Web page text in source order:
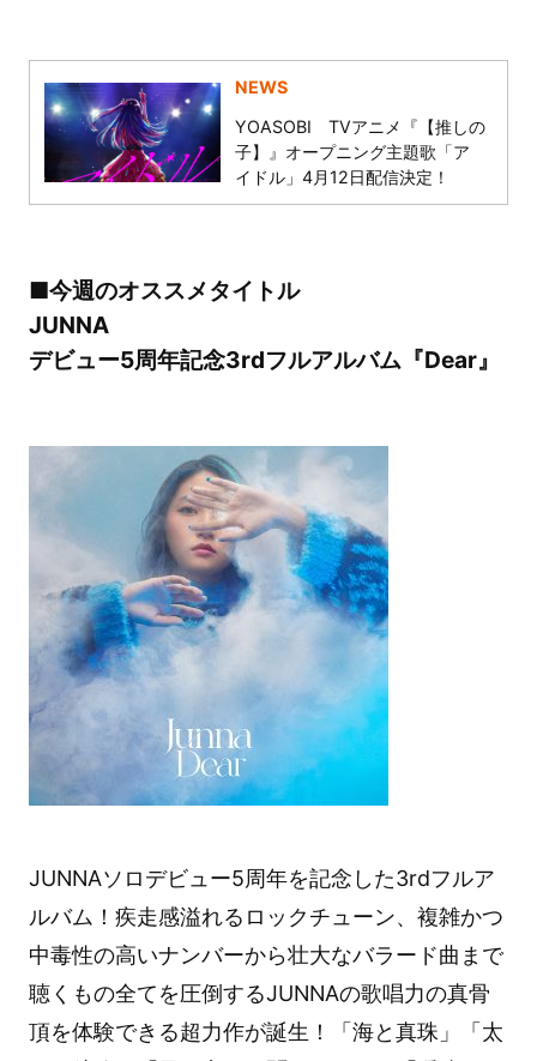
NEWS
YOASOBI TVアニメ『【推しの
子】』オープニング主題歌「ア
イドル」4月12日配信決定！
■今週のオススメタイトル
JUNNA
デビュー5周年記念3rdフルアルバム『Dear』
JUNNAソロデビュー5周年を記念した3rdフルア
ルバム！疾走感溢れるロックチューン、複雑かつ
中毒性の高いナンバーから壮大なバラード曲まで
聴くもの全てを圧倒するJUNNAの歌唱力の真骨
頂を体験できる超力作が誕生！「海と真珠」「太